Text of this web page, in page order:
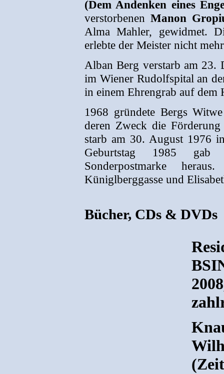
(Dem Andenken eines
verstorbenenManon
Alma Mahler, gewidmet.
erlebte der Meister nicht
Alban Berg verstarb am 23.
im Wiener Rudolfspital an
in einem Ehrengrab auf dem
1968 gründete Bergs
deren Zweck die
starb am 30. August 1976
Geburtstag 1985 gab
Sonderpostmarke
Küniglberggasse und
Bücher, CDs & DVDs